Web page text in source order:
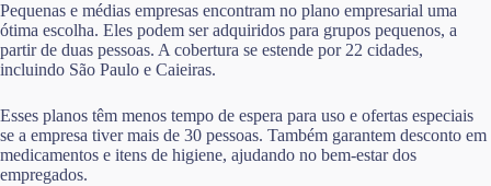
Pequenas e médias empresas encontram no plano empresarial uma
ótima escolha. Eles podem ser adquiridos para grupos pequenos, a
partir de duas pessoas. A cobertura se estende por 22 cidades,
incluindo São Paulo e Caieiras.
Esses planos têm menos tempo de espera para uso e ofertas especiais
se a empresa tiver mais de 30 pessoas. Também garantem desconto em
medicamentos e itens de higiene, ajudando no bem-estar dos
empregados.